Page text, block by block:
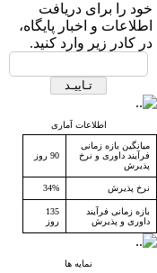
خود را برای دریافت
اطلاعات و اخبار پایگاه،
در کادر زیر وارد کنید.
اطلاعات آماری
میانگین بازه زمانی
فرآیند داوری و نرخ
پذیرش
90 روز
نرخ پذیرش 34%
بازه زمانی فرآیند
داوری و پذیرش
135
روز
نمایه ها